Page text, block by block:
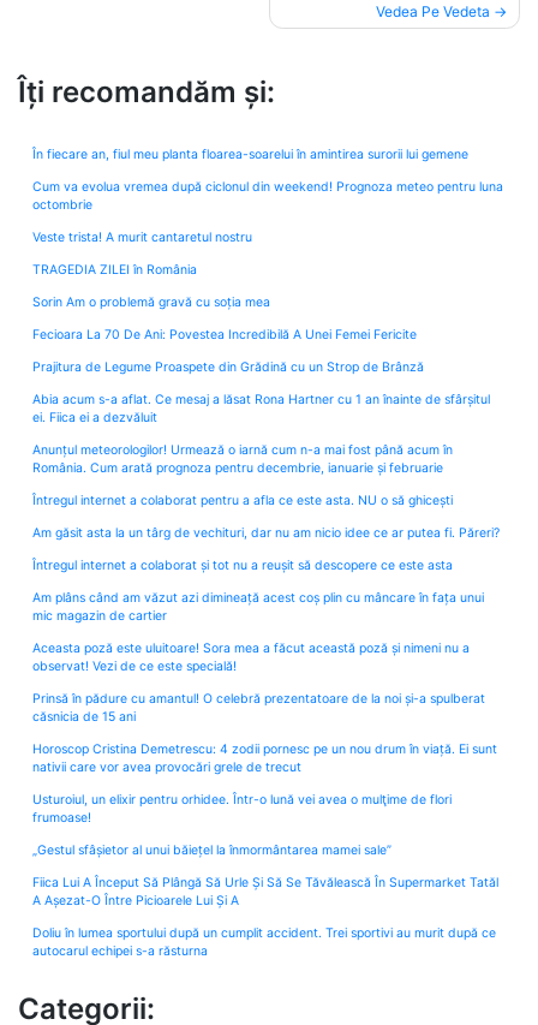
Vedea Pe Vedeta
Îți recomandăm și:
În fiecare an, fiul meu planta floarea-soarelui în amintirea surorii lui gemene
Cum va evolua vremea după ciclonul din weekend! Prognoza meteo pentru luna
octombrie
Veste trista! A murit cantaretul nostru
TRAGEDIA ZILEI în România
Sorin Am o problemă gravă cu soția mea
Fecioara La 70 De Ani: Povestea Incredibilă A Unei Femei Fericite
Prajitura de Legume Proaspete din Grădină cu un Strop de Brânză
Abia acum s-a aflat. Ce mesaj a lăsat Rona Hartner cu 1 an înainte de sfârșitul
ei. Fiica ei a dezvăluit
Anunțul meteorologilor! Urmează o iarnă cum n-a mai fost până acum în
România. Cum arată prognoza pentru decembrie, ianuarie și februarie
Întregul internet a colaborat pentru a afla ce este asta. NU o să ghicești
Am găsit asta la un târg de vechituri, dar nu am nicio idee ce ar putea fi. Păreri?
Întregul internet a colaborat și tot nu a reușit să descopere ce este asta
Am plâns când am văzut azi dimineață acest coș plin cu mâncare în fața unui
mic magazin de cartier
Aceasta poză este uluitoare! Sora mea a făcut această poză și nimeni nu a
observat! Vezi de ce este specială!
Prinsă în pădure cu amantul! O celebră prezentatoare de la noi și-a spulberat
căsnicia de 15 ani
Horoscop Cristina Demetrescu: 4 zodii pornesc pe un nou drum în viață. Ei sunt
nativii care vor avea provocări grele de trecut
Usturoiul, un elixir pentru orhidee. Într-o lună vei avea o mulţime de flori
frumoase!
„Gestul sfâșietor al unui băiețel la înmormântarea mamei sale”
Fiica Lui A Început Să Plângă Să Urle Și Să Se Tăvălească În Supermarket Tatăl
A Așezat-O Între Picioarele Lui Și A
Doliu în lumea sportului după un cumplit accident. Trei sportivi au murit după ce
autocarul echipei s-a răsturna
Categorii: